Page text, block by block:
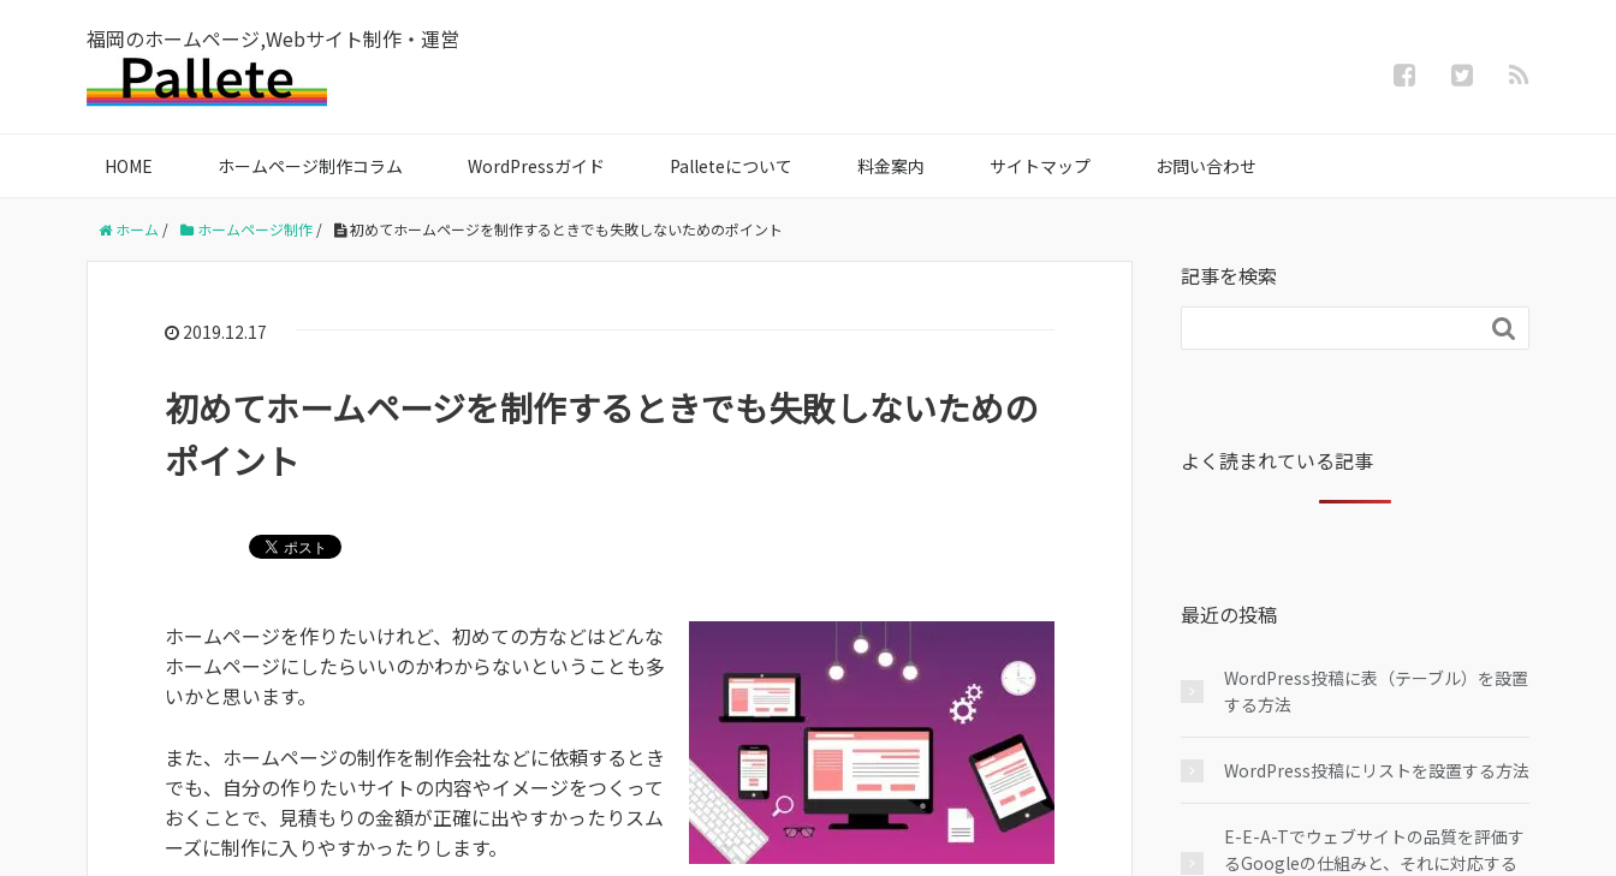
福岡のホームページ,Webサイト制作・運営
HOME ホームページ制作コラム WordPressガイド Palleteについて 料金案内 サイトマップ お問い合わせ
ホーム / ホームページ制作 / 初めてホームページを制作するときでも失敗しないためのポイント
2019.12.17
初めてホームページを制作するときでも失敗しないための
ポイント
ホームページを作りたいけれど、初めての方などはどんな
ホームページにしたらいいのかわからないということも多
いかと思います。
また、ホームページの制作を制作会社などに依頼するとき
でも、自分の作りたいサイトの内容やイメージをつくって
おくことで、見積もりの金額が正確に出やすかったりスム
ーズに制作に入りやすかったりします。
記事を検索

よく読まれている記事
最近の投稿
WordPress投稿に表（テーブル）を設置
する方法
WordPress投稿にリストを設置する方法
E-E-A-Tでウェブサイトの品質を評価す
るGoogleの仕組みと、それに対応する